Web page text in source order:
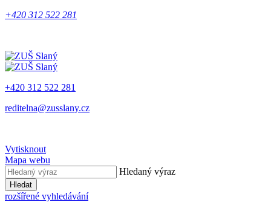
+420 312 522 281
+420 312 522 281
reditelna@zusslany.cz
Vytisknout
Mapa webu
Hledaný výraz
Hledat
rozšířené vyhledávání